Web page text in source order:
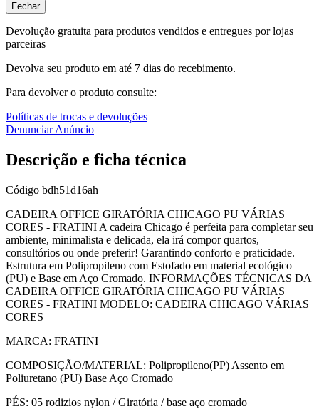
Fechar
Devolução gratuita para produtos vendidos e entregues por lojas
parceiras
Devolva seu produto em até 7 dias do recebimento.
Para devolver o produto consulte:
Políticas de trocas e devoluções
Denunciar Anúncio
Descrição e ficha técnica
Código bdh51d16ah
CADEIRA OFFICE GIRATÓRIA CHICAGO PU VÁRIAS
CORES - FRATINI A cadeira Chicago é perfeita para completar seu
ambiente, minimalista e delicada, ela irá compor quartos,
consultórios ou onde preferir! Garantindo conforto e praticidade.
Estrutura em Polipropileno com Estofado em material ecológico
(PU) e Base em Aço Cromado. INFORMAÇÕES TÉCNICAS DA
CADEIRA OFFICE GIRATÓRIA CHICAGO PU VÁRIAS
CORES - FRATINI MODELO: CADEIRA CHICAGO VÁRIAS
CORES
MARCA: FRATINI
COMPOSIÇÃO/MATERIAL: Polipropileno(PP) Assento em
Poliuretano (PU) Base Aço Cromado
PÉS: 05 rodizios nylon / Giratória / base aço cromado